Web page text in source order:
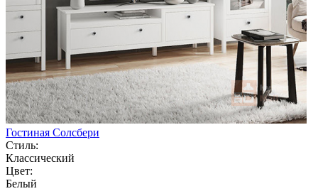
Гостиная Солсбери
Стиль:
Классический
Цвет:
Белый